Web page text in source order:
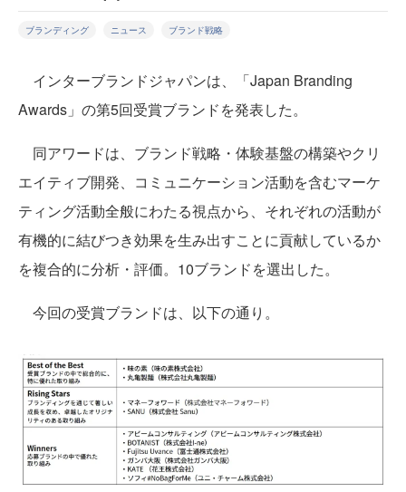
ブランディング ニュース ブランド戦略
インターブランドジャパンは、「Japan Branding
Awards」の第5回受賞ブランドを発表した。
同アワードは、ブランド戦略・体験基盤の構築やクリ
エイティブ開発、コミュニケーション活動を含むマーケ
ティング活動全般にわたる視点から、それぞれの活動が
有機的に結びつき効果を生み出すことに貢献しているか
を複合的に分析・評価。10ブランドを選出した。
今回の受賞ブランドは、以下の通り。